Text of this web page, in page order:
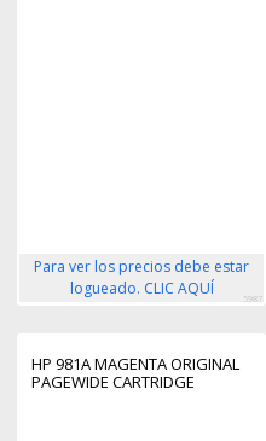
Para ver los precios debe estar
logueado. CLIC AQUÍ
5987
HP 981A MAGENTA ORIGINAL
PAGEWIDE CARTRIDGE